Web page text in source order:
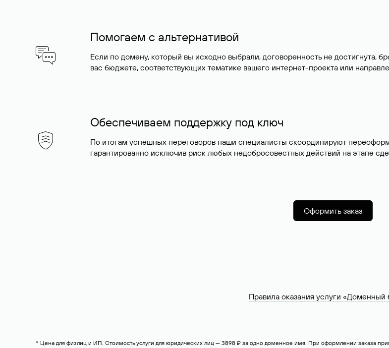
Помогаем с альтернативой
Если по домену, который вы исходно выбрали, договоренность не достигнута,
вас бюджете, соответствующих тематике вашего интернет-проекта или
Обеспечиваем поддержку под ключ
По итогам успешных переговоров наши специалисты скоординируют
гарантированно исключив риск любых недобросовестных действий на этапе
Оформить заказ
Правила оказания услуги «Доменный
* Цена для физлиц и ИП. Стоимость услуги для юридических лиц — 3898 ₽ за одно доменное имя. При оформлении заказа